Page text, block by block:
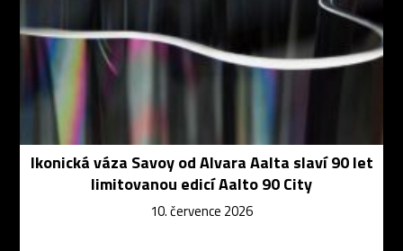
Ikonická váza Savoy od Alvara Aalta slaví 90 let
limitovanou edicí Aalto 90 City
10. července 2026